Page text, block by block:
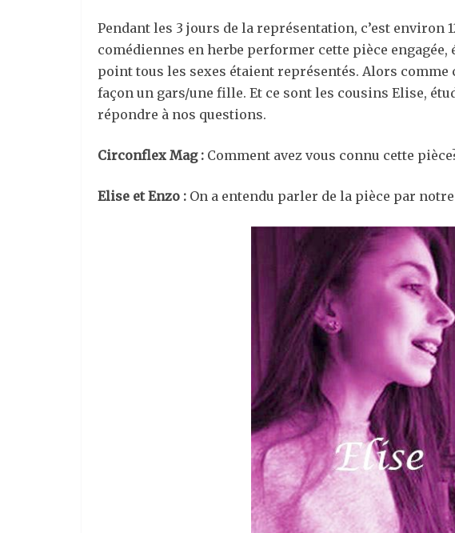
Pendant les 3 jours de la représentation, c’est
comédiennes en herbe performer cette pièce
point tous les sexes étaient représentés. Alors
façon un gars/une fille. Et ce sont les cousins Elise,
répondre à nos questions.
Circonflex Mag : Comment avez vous connu cette
Elise et Enzo : On a entendu parler de la pièce par